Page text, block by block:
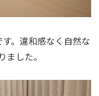
。違和感なく自然な
ました。